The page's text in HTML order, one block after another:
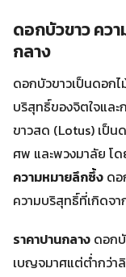
ดอกบัวขาว คว
กลาง
ดอกบัวขาวเป็นดอก
บริสุทธิ์ของจิตใจแล
ขาวสด (Lotus) เป็
ศพ และพวงมาลัย โด
ความหมายลึกซึ้ง ดอ
ความบริสุทธิ์ที่เกิดจ
ราคาปานกลาง ดอก
เบญจมาศแต่ต่ำกว่า